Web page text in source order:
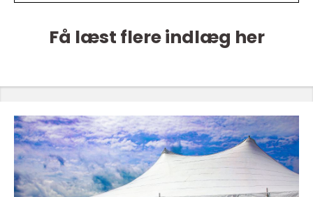
Få læst flere indlæg her